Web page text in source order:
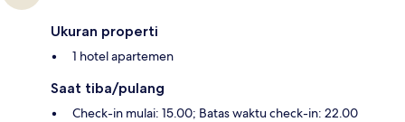
Ukuran properti
1 hotel apartemen
Saat tiba/pulang
Check-in mulai: 15.00; Batas waktu check-in: 22.00